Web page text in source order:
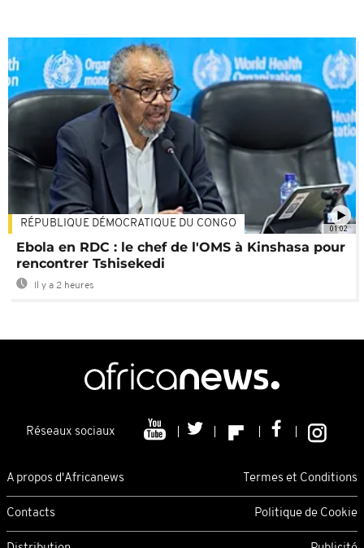
01:02
RÉPUBLIQUE DÉMOCRATIQUE DU CONGO
Ebola en RDC : le chef de l'OMS à Kinshasa pour
rencontrer Tshisekedi
Il y a 2 heures
Réseaux sociaux
A propos d'Africanews Termes et Conditions
Contacts Politique de Cookie